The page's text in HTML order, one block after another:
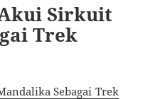
Sirkuit
Trek
Sebagai Trek